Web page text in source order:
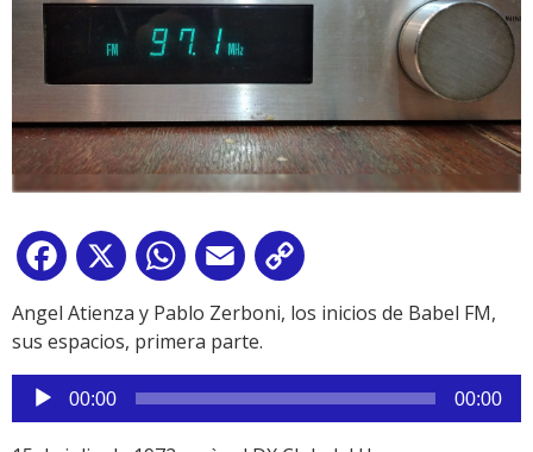
Facebook
X WhatsApp
Email
Link
Angel Atienza y Pablo Zerboni, los inicios de Babel FM,
sus espacios, primera parte.
Reproductor
de
audio
00:00 00:00